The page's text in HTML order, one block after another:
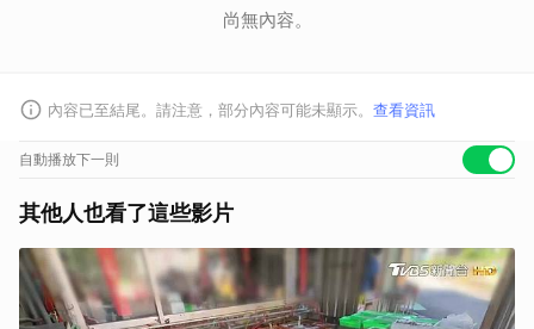
尚無內容。
內容已至結尾。請注意，部分內容可能未顯示。 查看資訊
自動播放下一則
其他人也看了這些影片